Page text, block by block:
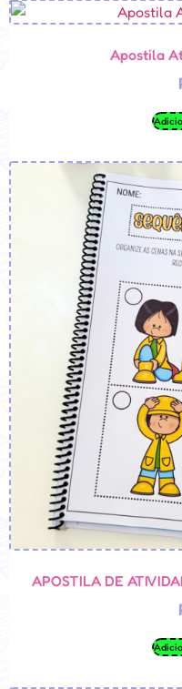
Apostila
APOSTILA DE